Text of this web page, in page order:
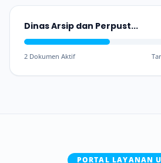
Dinas Arsip dan Perpustakaan Daerah
2 Dokumen Aktif
PORTAL LAYANAN